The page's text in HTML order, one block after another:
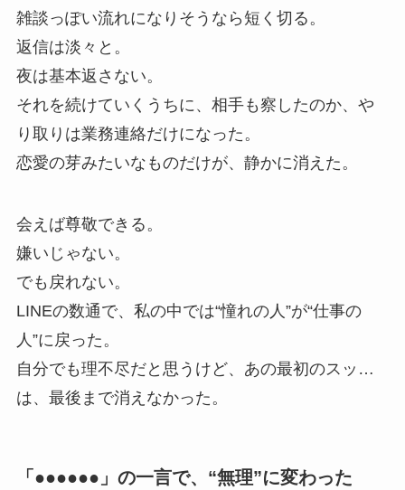
雑談っぽい流れになりそうなら短く切る。
返信は淡々と。
夜は基本返さない。
それを続けていくうちに、相手も察したのか、や
り取りは業務連絡だけになった。
恋愛の芽みたいなものだけが、静かに消えた。
会えば尊敬できる。
嫌いじゃない。
でも戻れない。
LINEの数通で、私の中では“憧れの人”が“仕事の
人”に戻った。
自分でも理不尽だと思うけど、あの最初のスッ…
は、最後まで消えなかった。
「●●●●●●」の一言で、“無理”に変わった